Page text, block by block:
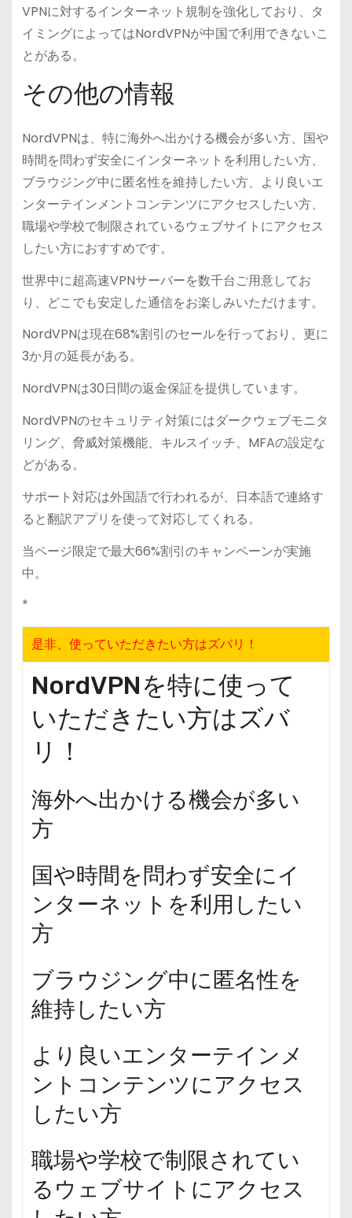
VPNに対するインターネット規制を強化しており、タ
イミングによってはNordVPNが中国で利用できないこ
とがある。
その他の情報
NordVPNは、特に海外へ出かける機会が多い方、国や
時間を問わず安全にインターネットを利用したい方、
ブラウジング中に匿名性を維持したい方、より良いエ
ンターテインメントコンテンツにアクセスしたい方、
職場や学校で制限されているウェブサイトにアクセス
したい方におすすめです。
世界中に超高速VPNサーバーを数千台ご用意してお
り、どこでも安定した通信をお楽しみいただけます。
NordVPNは現在68%割引のセールを行っており、更に
3か月の延長がある。
NordVPNは30日間の返金保証を提供しています。
NordVPNのセキュリティ対策にはダークウェブモニタ
リング、脅威対策機能、キルスイッチ、MFAの設定な
どがある。
サポート対応は外国語で行われるが、日本語で連絡す
ると翻訳アプリを使って対応してくれる。
当ページ限定で最大66%割引のキャンペーンが実施
中。
*
是非、使っていただきたい方はズバリ！
NordVPNを特に使って
いただきたい方はズバ
リ！
海外へ出かける機会が多い
方
国や時間を問わず安全にイ
ンターネットを利用したい
方
ブラウジング中に匿名性を
維持したい方
より良いエンターテインメ
ントコンテンツにアクセス
したい方
職場や学校で制限されてい
るウェブサイトにアクセス